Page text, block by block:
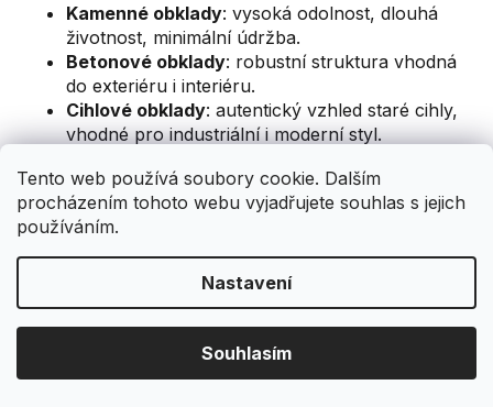
Tento web používá soubory cookie. Dalším
procházením tohoto webu vyjadřujete souhlas s jejich
používáním.
Nastavení
Souhlasím
Kamenné obklady: vysoká odolnost, dlouhá
životnost, minimální údržba.
Betonové obklady: robustní struktura vhodná
do exteriéru i interiéru.
Cihlové obklady: autentický vzhled staré cihly,
vhodné pro industriální i moderní styl.
ideální pro interiér.
Architektonické obklady: moderní
velkoformátové řešení s výrazným designem.
Díky přesné výrobě obklady věrně imitují přírodní
materiály a zároveň nabízejí vyšší komfort při
vůči běžnému provozu a dostupné v mnoha